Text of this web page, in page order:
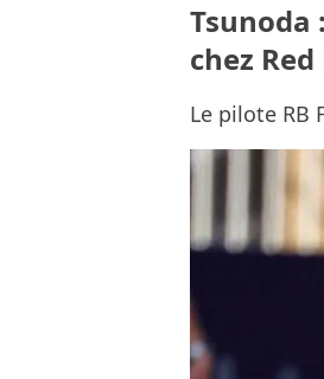
Tsunoda
chez
Le pilote RB